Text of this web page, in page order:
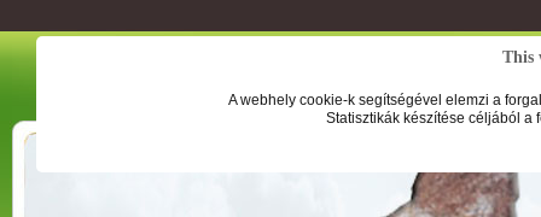
This
A webhely cookie-k segítségével elemzi a
Statisztikák készítése céljából a